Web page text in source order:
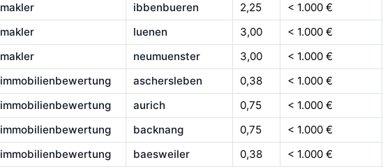
makler ibbenbueren 2,25 < 1.000 €
makler luenen 3,00 < 1.000 €
makler neumuenster 3,00 < 1.000 €
immobilienbewertung aschersleben 0,38 < 1.000 €
immobilienbewertung aurich 0,75 < 1.000 €
immobilienbewertung backnang 0,75 < 1.000 €
immobilienbewertung baesweiler 0,38 < 1.000 €